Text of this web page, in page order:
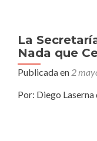
La
Nada que
Publicada en 2
Por: Diego Laserna